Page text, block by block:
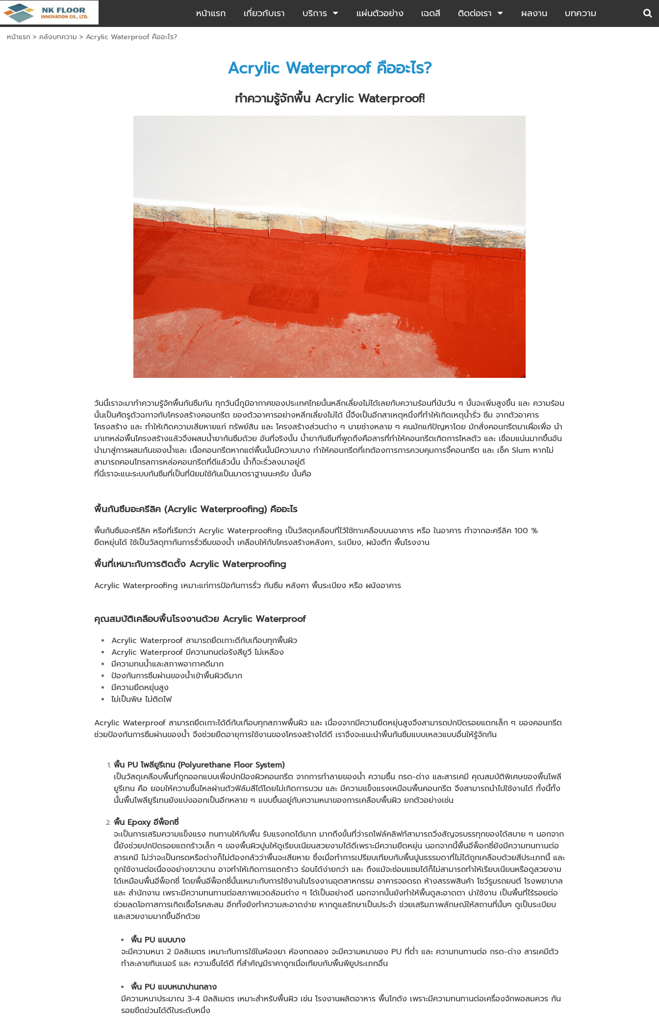
หน้าแรก เกี่ยวกับเรา บริการ แผ่นตัวอย่าง เฉดสี ติดต่อเรา ผลงาน บทความ
หน้าแรก > คลังบทความ > Acrylic Waterproof คืออะไร?
Acrylic Waterproof คืออะไร?
ทำความรู้จักพื้น Acrylic Waterproof!
วันนี้เราจะมาทำความรู้จักพื้นกันซึมกัน ทุกวันนี้ภูมิอากาศของประเทศไทยนั้นหลีกเลี่ยงไม่ได้เลยกับความร้อนที่นับวัน ๆ นั้นจะเพิ่มสูงขึ้น และ ความร้อน
นั้นเป็นศัตรูตัวฉกาจกับโครงสร้างคอนกรีต ของตัวอาคารอย่างหลีกเลี่ยงไม่ได้ นี้จึงเป็นอีกสาเหตุหนึ่งที่ทำให้เกิดเหตุน้ำรั่ว ซึม จากตัวอาคาร
โครงสร้าง และ ทำให้เกิดความเสียหายแก่ ทรัพย์สิน และ โครงสร้างส่วนต่าง ๆ นายช่างหลาย ๆ คนมักแก้ปัญหาโดย มักสั่งคอนกรีตมาเผื่อเพื่อ นำ
มาเทหล่อพื้นโครงสร้างแล้วจึงผสมน้ำยากันซึมด้วย อันที่จริงนั้น น้ำยากันซึมที่พูดถึงคือสารที่ทำให้คอนกรีตเกิดการไหลตัว และ เชื่อมแน่นมากขึ้นอัน
นำมาสู่การผสมกันของน้ำและ เนื้อคอนกรีตหากแต่พื้นนั้นมีความบาง ทำให้คอนกรีตที่เทต้องการการควบคุมการจี้คอนกรีต และ เช็ค Slum หากไม่
สามารถคอนโทรลการหล่อคอนกรีตที่ดีแล้วนั้น น้ำก็จะรั่วลงมาอยู่ดี
ที่นี่เราจะแนะระบบกันซึมที่เป็นที่นิยมใช้กันเป็นมาตราฐานนะครับ นั้นคือ
พื้นกันซึมอะครีลิค (Acrylic Waterproofing) คืออะไร
พื้นกันซึมอะครีลิค หรือที่เรียกว่า Acrylic Waterproofing เป็นวัสดุเคลือบที่ไว้ใช้ทาเคลือบบนอาคาร หรือ ในอาคาร ทำจากอะครีลิค 100 %
ยืดหยุ่นได้ ใช้เป็นวัสดุทากันการรั่วซึมของน้ำ เคลือบให้กับโครงสร้างหลังคา, ระเบียง, ผนังตึก พื้นโรงงาน
พื้นที่เหมาะกับการติดตั้ง Acrylic Waterproofing
Acrylic Waterproofing เหมาะแก่การป้อกันการรั่ว กันซึม หลังคา พื้นระเบียง หรือ ผนังอาคาร
คุณสมบัติเคลือบพื้นโรงงานด้วย Acrylic Waterproof
Acrylic Waterproof สามารถยึดเกาะดีกับเกือบทุกพื้นผิว
Acrylic Waterproof มีความทนต่อรังสียูวี ไม่เหลือง
มีความทนน้ำและสภาพอากาศดีมาก
ป้องกันการซึมผ่านของน้ำเข้าพื้นผิวดีมาก
มีความยึดหยุ่นสูง
ไม่เป็นพิษ ไม่ติดไฟ
Acrylic Waterproof สามารถยึดเกาะได้ดีกับเกือบทุกสภาพพื้นผิว และ เนื่องจากมีความยืดหยุ่นสูงจึงสามารถปกปิดรอยแตกเล็ก ๆ ของคอนกรีต
ช่วยป้องกันการซึมผ่านของน้ำ จึงช่วยยืดอายุการใช้งานของโครงสร้างได้ดี เราจึงจะแนะนำพื้นกันซึมแบบเหลวแบบอื่นให้รู้จักกัน
พื้น PU โพลียูรีเทน (Polyurethane Floor System)
เป็นวัสดุเคลือบพื้นที่ถูกออกแบบเพื่อปกป้องผิวคอนกรีต จากการทำลายของน้ำ ความชื้น กรด-ด่าง และสารเคมี คุณสมบัติพิเศษของพื้นโพลี
ยูรีเทน คือ ยอมให้ความชื้นไหลผ่านตัวฟิล์มสีได้โดยไม่เกิดการบวม และ มีความแข็งแรงเหมือนพื้นคอนกรีต จึงสามารถนำไปใช้งานได้ ทั้งนี้ทั้ง
นั้นพื้นโพลียูรีเทนยังแบ่งออกเป็นอีกหลาย ๆ แบบขึ้นอยู่กับความหนาของการเคลือบพื้นผิว ยกตัวอย่างเช่น
พื้น Epoxyอีพ็อกซี่
จะเป็นการเสริมความแข็งแรง ทนทานให้กับพื้น รับแรงกดได้มาก มากถึงขั้นที่ว่ารถโฟล์คลิฟท์สามารถวิ่งสัญจรบรรทุกของได้สบาย ๆ นอกจาก
นี้ยังช่วยปกปิดรอยแตกร้าวเล็ก ๆ ของพื้นผิวปูนให้ดูเรียบเนียนสวยงามได้ดีเพราะมีความยืดหยุ่น นอกจากนี้พื้นอีพ็อกซี่ยังมีความทนทานต่อ
สารเคมี ไม่ว่าจะเป็นกรดหรือด่างก็ไม่ต้องกลัวว่าพื้นจะเสียหาย ซึ่งเมื่อทำการเปรียบเทียบกับพื้นปูนธรรมดาที่ไม่ได้ถูกเคลือบด้วยสีประเภทนี้ และ
ถูกใช้งานต่อเนื่องอย่างยาวนาน อาจทำให้เกิดการแตกร้าว ร่อนได้ง่ายกว่า และ ถึงแม้จะซ่อมแซมได้ก็ไม่สามารถทำให้เรียบเนียนหรือดูสวยงาม
ได้เหมือนพื้นอีพ็อกซี่ โดยพื้นอีพ็อกซี่นั้นเหมาะกับการใช้งานในโรงงานอุตสาหกรรม อาคารจอดรถ ห้างสรรพสินค้า โชว์รูมรถยนต์ โรงพยาบาล
และ สำนักงาน เพราะมีความทนทานต่อสภาพแวดล้อมต่าง ๆ ได้เป็นอย่างดี นอกจากนั้นยังทำให้พื้นดูสะอาดตา น่าใช้งาน เป็นพื้นที่ไร้รอยต่อ
ช่วยลดโอกาสการเกิดเชื้อโรคสะสม อีกทั้งยังทำความสะอาดง่าย หากดูแลรักษาเป็นประจำ ช่วยเสริมภาพลักษณ์ให้สถานที่นั้นๆ ดูเป็นระเบียบ
และสวยงามมากขึ้นอีกด้วย
พื้น PU แบบบาง
จะมีความหนา 2 มิลลิเมตร เหมาะกับการใช้ในห้องยา ห้องทดลอง จะมีความหนาของ PU ที่ต่ำ และ ความทนทานต่อ กรด-ด่าง สารเคมีตัว
ทำละลายทินเนอร์ และ ความชื้นได้ดี ที่สำคัญมีราคาถูกเมื่อเทียบกับพื้นพียูประเภทอื่น
พื้น PU แบบหนาปานกลาง
มีความหนาประมาณ 3-4 มิลลิเมตร เหมาะสำหรับพื้นผิว เช่น โรงงานผลิตอาหาร พื้นโกดัง เพราะมีความทนทานต่อเครื่องจักพอสมควร กัน
รอยขึดข่วนได้ดีในระดับหนึ่ง